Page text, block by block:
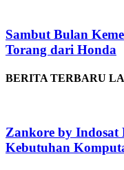
Sambut Bulan
Torang dari Honda
BERITA TERBARU
Zankore by
Kebutuhan